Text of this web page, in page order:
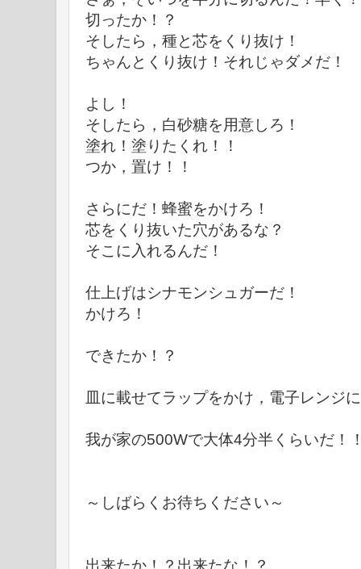
切ったか！？
そしたら，種と芯をくり抜け！
ちゃんとくり抜け！それじゃダメだ！
よし！
そしたら，白砂糖を用意しろ！
塗れ！塗りたくれ！！
つか，置け！！
さらにだ！蜂蜜をかけろ！
芯をくり抜いた穴があるな？
そこに入れるんだ！
仕上げはシナモンシュガーだ！
かけろ！
できたか！？
皿に載せてラップをかけ，電子レンジ
我が家の500Wで大体4分半くらいだ！
～しばらくお待ちください～
出来たか！？出来たな！？